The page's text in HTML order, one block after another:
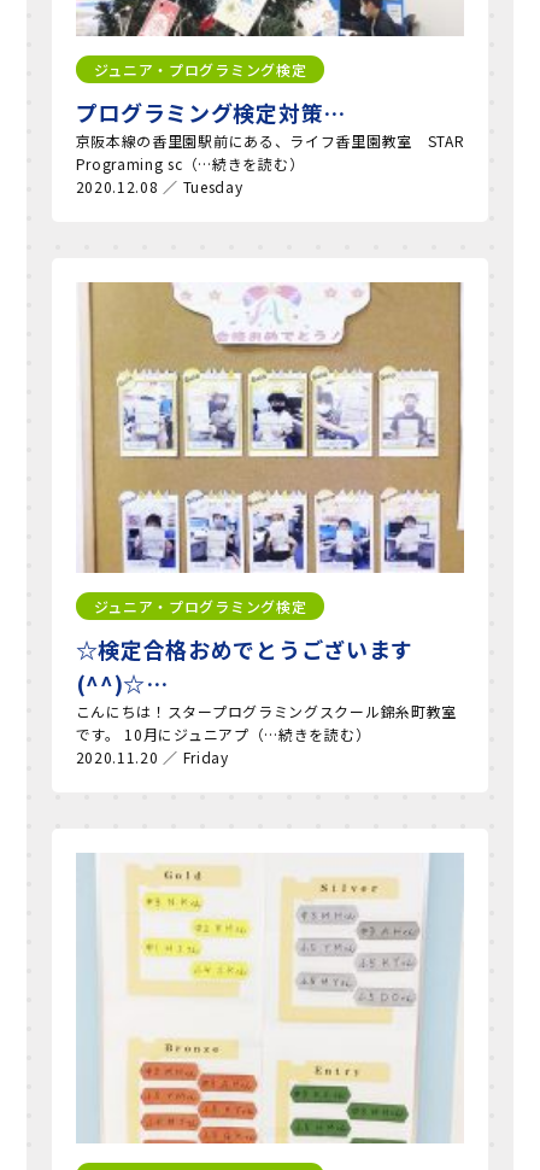
ジュニア・プログラミング検定
プログラミング検定対策…
京阪本線の香里園駅前にある、ライフ香里園教室 STAR
Programing sc（…続きを読む）
2020.12.08 ／ Tuesday
ジュニア・プログラミング検定
☆検定合格おめでとうございます
(^^)☆…
こんにちは！スタープログラミングスクール錦糸町教室
です。 10月にジュニアプ（…続きを読む）
2020.11.20 ／ Friday